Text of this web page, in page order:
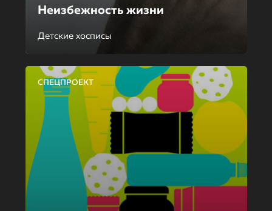
Неизбежность жизни
Детские хосписы
СПЕЦПРОЕКТ